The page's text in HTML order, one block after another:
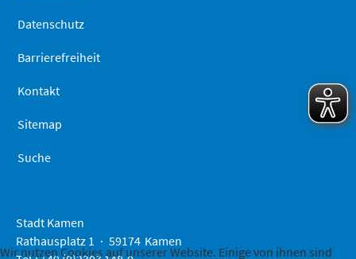
Datenschutz
Barrierefreiheit
Kontakt
Sitemap
Suche
Stadt Kamen
Rathausplatz 1
59174 Kamen
Wir nutzen Cookies auf unserer Website. Einige von ihnen sind